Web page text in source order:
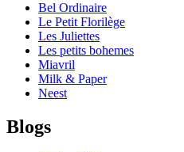
Bel Ordinaire
Le Petit Florilège
Les Juliettes
Les petits bohemes
Miavril
Milk & Paper
Neest
Blogs